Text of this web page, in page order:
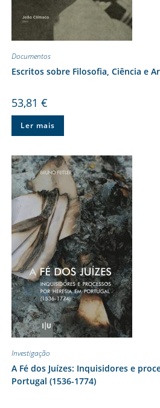
Documentos
Escritos sobre Filosofia, Ciência e
53,81 €
Ler mais
Investigação
A Fé dos Juízes: Inquisidores e
Portugal (1536-1774)